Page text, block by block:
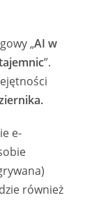
„AI w
”.
e-
również